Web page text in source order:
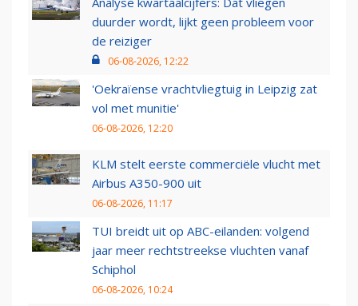
duurder wordt, lijkt geen probleem voor
de reiziger
06-08-2026, 12:22
'Oekraïense vrachtvliegtuig in Leipzig zat
vol met munitie'
06-08-2026, 12:20
KLM stelt eerste commerciële vlucht met
Airbus A350-900 uit
06-08-2026, 11:17
TUI breidt uit op ABC-eilanden: volgend
jaar meer rechtstreekse vluchten vanaf
Schiphol
06-08-2026, 10:24